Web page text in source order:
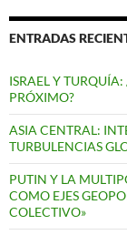
ENTRADAS
ISRAEL Y
PRÓXIMO?
ASIA CENTRAL:
TURBULENCIAS
PUTIN Y LA
COMO EJES
COLECTIVO»